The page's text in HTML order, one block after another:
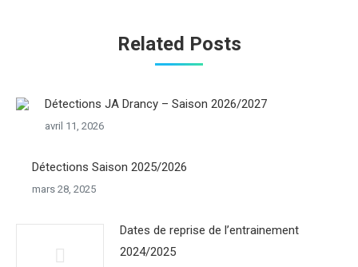
Related Posts
Détections JA Drancy – Saison 2026/2027
avril 11, 2026
Détections Saison 2025/2026
mars 28, 2025
Dates de reprise de l’entrainement
2024/2025